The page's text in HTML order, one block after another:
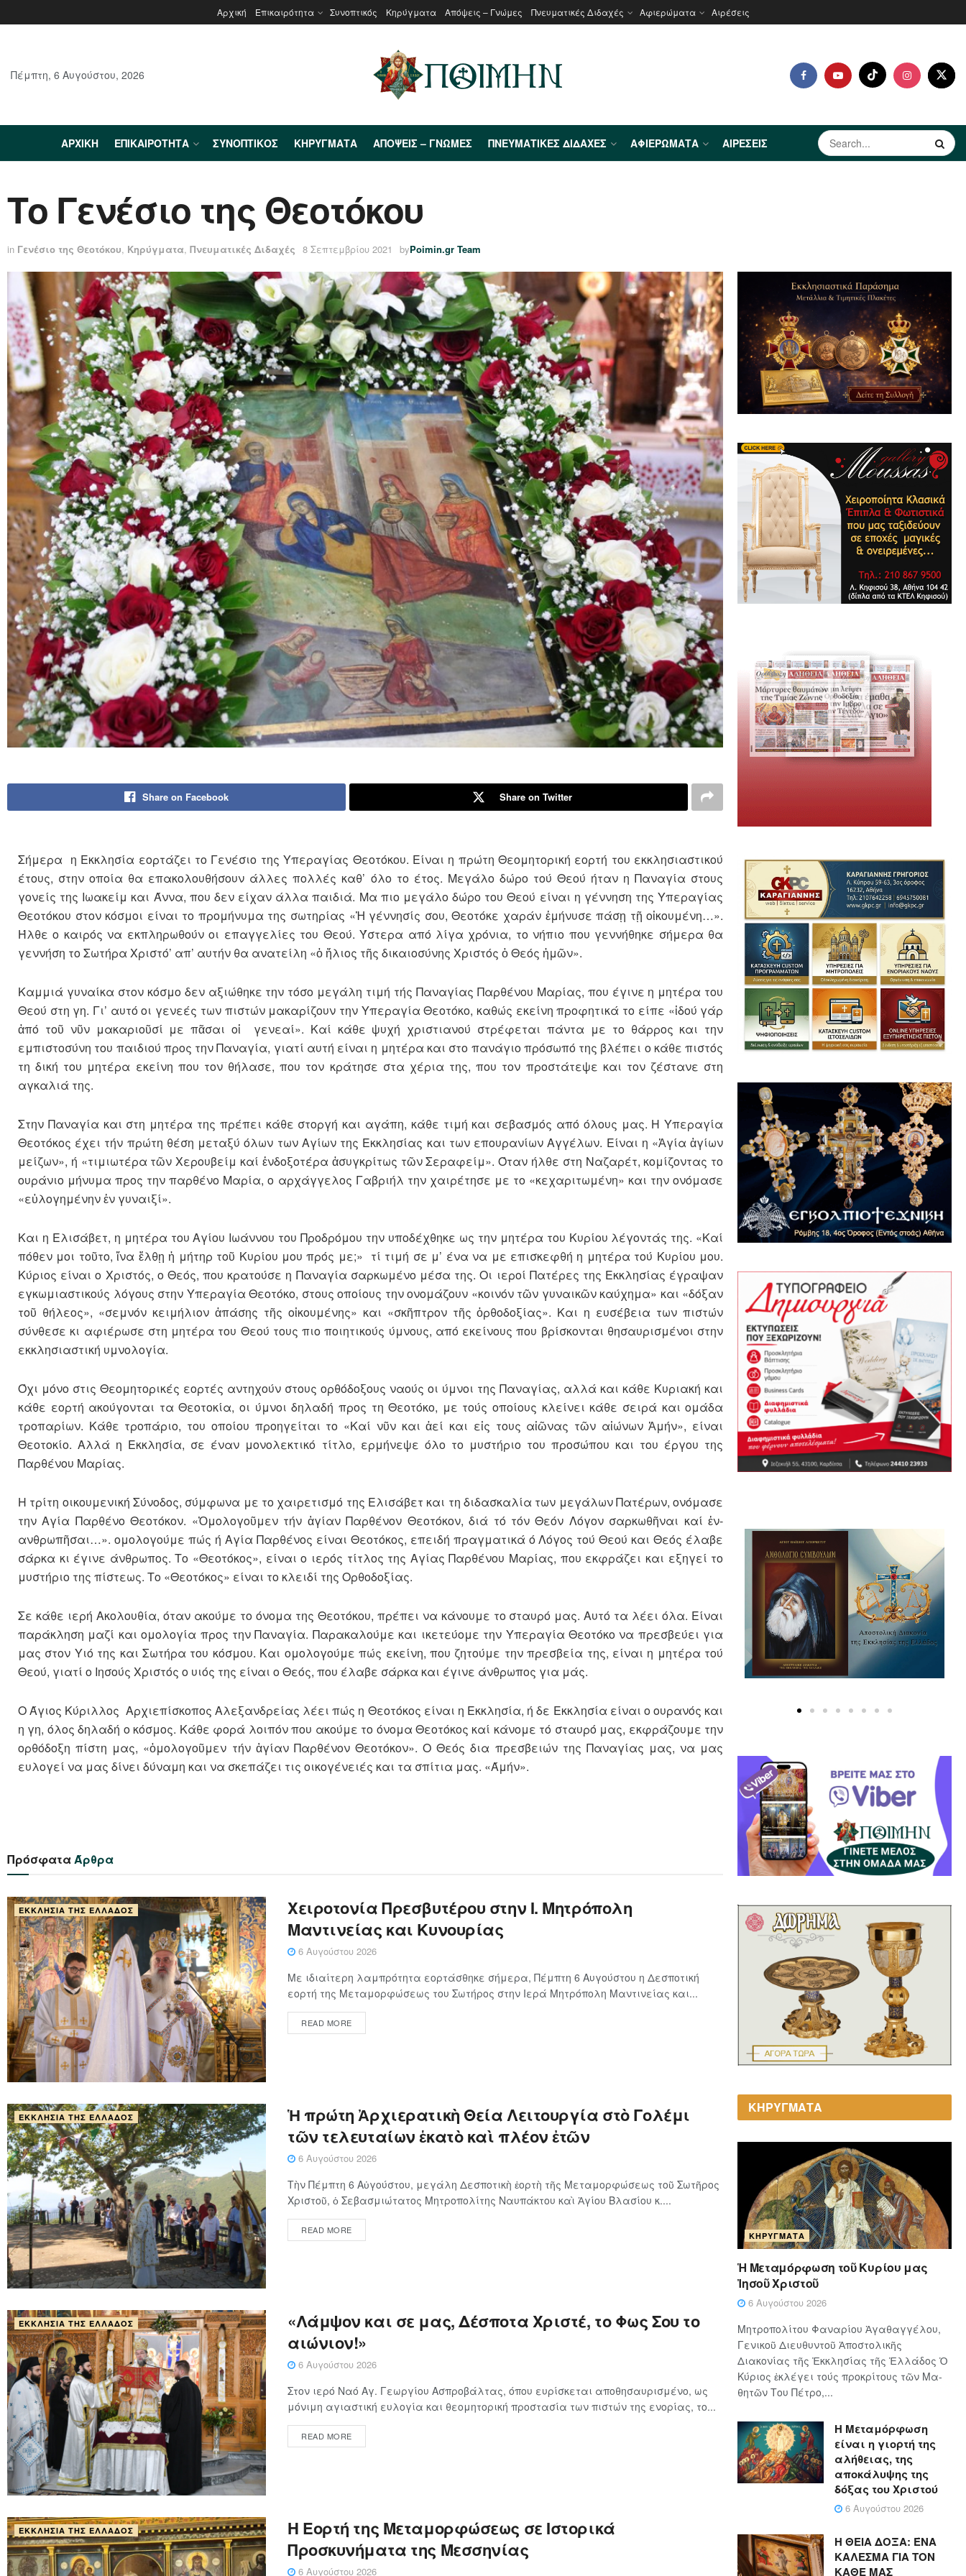
Αρχική Επικαιρότητα Συνοπτικός Κηρύγματα Απόψεις – Γνώμες Πνευματικές Διδαχές Αφιερώματα Αιρέσεις
Πέμπτη, 6 Αυγούστου, 2026
ΑΡΧΙΚΉ ΕΠΙΚΑΙΡΌΤΗΤΑ ΣΥΝΟΠΤΙΚΌΣ ΚΗΡΎΓΜΑΤΑ ΑΠΌΨΕΙΣ – ΓΝΏΜΕΣ ΠΝΕΥΜΑΤΙΚΈΣ ΔΙΔΑΧΈΣ ΑΦΙΕΡΏΜΑΤΑ ΑΙΡΈΣΕΙΣ
Το Γενέσιο της Θεοτόκου
in Γενέσιο της Θεοτόκου, Κηρύγματα, Πνευματικές Διδαχές 8 Σεπτεμβρίου 2021 byPoimin.gr Team
Share on Facebook Share on Twitter
Σήμερα η Εκκλησία εορτάζει το Γενέσιο της Υπεραγίας Θεοτόκου. Είναι η πρώτη Θεομητορική εορ­τή του εκκλησιαστικού
έτους, στην οποία θα επακολου­θήσουν άλλες πολλές καθ’ όλο το έτος. Μεγάλο δώρο τού Θεού ήταν η Παναγία στους
γονείς της Ιωακείμ και Άννα, που δεν είχαν άλλα παιδιά. Μα πιο μεγάλο δώρο του Θεού είναι η γέννηση της Υπεραγίας
Θεοτόκου στον κόσμοι είναι το προμήνυμα της σωτηρίας «Ἡ γέννησίς σου, Θεοτόκε χαράν ἐμήνυσε πάσῃ τῇ οἰκουμένη…».
Ήλθε ο καιρός να εκπληρωθούν οι επαγγελίες του Θεού. Ύστερα από λίγα χρόνια, το νήπιο που γεννήθη­κε σήμερα θα
γεννήση το Σωτήρα Χριστό’ απ’ αυτήν θα ανατείλη «ὁ ἥλιος τῆς δικαιοσύνης Χριστός ὁ Θεός ἡμῶν».
Καμμιά γυναίκα στον κόσμο δεν αξιώθηκε την τόσο μεγάλη τιμή τής Παναγίας Παρθένου Μαρίας, που έγινε η μητέρα του
Θεού στη γη. Γι’ αυτό οι γενεές των πι­στών μακαρίζουν την Υπεραγία Θεοτόκο, καθώς εκείνη προφητικά το είπε «ἰδού γάρ
ἀπό τοῦ νῦν μακαριοῦσί με πᾶσαι οἱ γενεαί». Καί κάθε ψυχή χριστιανού στρέφε­ται πάντα με το θάρρος και την
εμπιστοσύνη του παι­διού προς την Παναγία, γιατί αυτή είναι η μητέρα και στο πανάγιο πρόσωπό της βλέπει ο κάθε πιστός
τη δική του μητέρα εκείνη που τον θήλασε, που τον κράτησε στα χέρια της, που τον προστάτεψε και τον ζέστανε στη
αγκαλιά της.
Στην Παναγία και στη μητέρα της πρέπει κάθε στοργή και αγάπη, κάθε τιμή και σεβασμός από όλους μας. Η Υπεραγία
Θεοτόκος έχει τήν πρώτη θέση μετα­ξύ όλων των Αγίων της Εκκλησίας και των επουρανίων Αγγέλων. Είναι η «Ἁγία ἁγίων
μείζων», ή «τιμιωτέρα τῶν Χερουβείμ καί ἐνδοξοτέρα ἀσυγκρίτως τῶν Σερα­φείμ». Όταν ήλθε στη Ναζαρέτ, κομίζοντας το
ουράνιο μήνυμα προς την παρθένο Μαρία, ο αρχάγγελος Γα­βριήλ την χαιρέτησε με το «κεχαριτωμένη» και την ονό­μασε
«εὐλογημένην ἐν γυναιξί».
Και η Ελισάβετ, η μη­τέρα του Αγίου Ιωάννου του Προδρόμου την υποδέχθηκε ως την μητέρα του Κυρίου λέγοντάς της. «Καί
πόθεν μοι τοῦτο, ἵνα ἔλθῃ ἡ μήτηρ τοῦ Κυρίου μου πρός με;» τί τιμή σε μ’ ένα να με επισκεφθή η μητέρα τού Κυρίου μου.
Κύριος είναι ο Χριστός, ο Θεός, που κρατούσε η Παναγία σαρκωμένο μέσα της. Οι ιεροί Πατέρες της Εκκλησίας έγραψαν
εγκω­μιαστικούς λόγους στην Υπεραγία Θεοτόκο, στους οποίους την ονομάζουν «κοινόν τῶν γυναικῶν καύχημα» και «δόξαν
τοῦ θήλεος», «σεμνόν κειμήλιον ἀπάσης τῆς οἰκουμένης» και «σκῆπτρον τῆς ὀρθοδοξίας». Και η ευσέβεια των πιστών
σύνθεσε κι αφιέρωσε στη μητέρα του Θεού τους πιο ποιητικούς ύμνους, από εκείνους που βρί­σκονται θησαυρισμένοι στην
εκκλησιαστική υμνολογία.
Όχι μόνο στις Θεομητορικές εορτές αντηχούν στους ορ­θόδοξους ναούς οι ύμνοι της Παναγίας, αλλά και κάθε Κυριακή και
κάθε εορτή ακούγονται τα Θεοτοκία, οι ύμνοι δηλαδή προς τη Θεοτόκο, με τούς οποίους κλείνει κάθε σειρά και ομάδα
τροπαρίων. Κάθε τροπάριο, του οποίου προηγείται το «Καί νῦν και ἀεί και εἰς τους αἰῶνας τῶν αἰώνων Ἀμήν», είναι
Θεοτοκίο. Αλλά η Εκκλησία, σε έναν μονολεκτικό τίτλο, ερ­μήνεψε όλο το μυστήριο του προσώπου και του έργου της
Παρθένου Μαρίας.
Η τρίτη οικουμενική Σύνοδος, σύμφωνα με το χαιρετισμό της Ελισάβετ και τη διδα­σκαλία των μεγάλων Πατέρων, ονόμασε
την Αγία Παρ­θένο Θεοτόκον. «Ὀμολογοῦμεν τήν ἁγίαν Παρθένον Θεοτόκον, διά τό τόν Θεόν Λόγον σαρκωθῆναι καί ἐν­
ανθρωπῆσαι…». ομολογούμε πώς ή Αγία Παρθένος εί­ναι Θεοτόκος, επειδή πραγματικά ό Λόγος τού Θεού και Θεός έλαβε
σάρκα κι έγινε άνθρωπος. Το «Θεοτό­κος», είναι ο ιερός τίτλος της Αγίας Παρθένου Μαρίας, που εκφράζει και εξηγεί το
μυστήριο της πίστεως. Το «Θεοτόκος» είναι το κλειδί της Ορθοδοξίας.
Σε κάθε ιερή Ακολουθία, όταν ακούμε το όνομα της Θεοτόκου, πρέπει να κάνουμε το σταυρό μας. Αυτό τα λέει όλα. Είναι
παράκληση μαζί και ομολογία προς την Παναγία. Παρα­καλούμε και ικετεύομε την Υπεραγία Θεoτόκo να πρε­σβεύει για
μας στον Υιό της και Σωτήρα του κόσμου. Και ομολογούμε πώς εκείνη, που ζητούμε την πρεσβεία της, είναι η μητέρα τού
Θεού, γιατί ο Ιησούς Χριστός ο υιός της είναι ο Θεός, που έλαβε σάρκα και έγινε άν­θρωπος για μάς.
Ο Άγιος Κύριλλος Αρχιεπίσκοπος Αλεξανδρείας λέει πώς η Θεοτόκος είναι η Εκκλη­σία, ή δε Εκκλησία είναι ο ουρανός και
η γη, όλος δηλαδή ο κόσμος. Κάθε φορά λοιπόν που ακούμε το όνομα Θεοτόκος καί κάνομε τό σταυρό μας, εκφράζουμε την
ορθόδοξη πίστη μας, «ὀμολογοῦμεν τήν ἁγίαν Παρ­θένον Θεοτόκον». Ο Θεός δια πρεσβειών της Παναγίας μας, να μας
ευλογεί να μας δίνει δύναμη και να σκεπάζει τις οικογένειές και τα σπίτια μας. «Άμήν».
ΠρόσφαταΆρθρα
ΕΚΚΛΗΣΊΑ ΤΗΣ ΕΛΛΆΔΟΣ
Xειροτονία Πρεσβυτέρου στην Ι. Μητρόπολη
Μαντινείας και Κυνουρίας
6 Αυγούστου 2026
Με ιδιαίτερη λαμπρότητα εορτάσθηκε σήμερα, Πέμπτη 6 Αυγούστου η Δεσποτική
εορτή της Μεταμορφώσεως του Σωτήρος στην Ιερά Μητρόπολη Μαντινείας και...
READ MORE
ΕΚΚΛΗΣΊΑ ΤΗΣ ΕΛΛΆΔΟΣ
Ἡ πρώτη Ἀρχιερατικὴ Θεία Λειτουργία στὸ Γολέμι
τῶν τελευταίων ἑκατὸ καὶ πλέον ἐτῶν
6 Αυγούστου 2026
Τὴν Πέμπτη 6 Αὐγούστου, μεγάλη Δεσποτικὴ ἑορτὴ τῆς Μεταμορφώσεως τοῦ Σωτῆρος
Χριστοῦ, ὁ Σεβασμιώτατος Μητροπολίτης Ναυπάκτου καὶ Ἁγίου Βλασίου κ....
READ MORE
ΕΚΚΛΗΣΊΑ ΤΗΣ ΕΛΛΆΔΟΣ
«Λάμψον και σε μας, Δέσποτα Χριστέ, το Φως Σου το
αιώνιον!»
6 Αυγούστου 2026
Στον ιερό Ναό Αγ. Γεωργίου Ασπροβάλτας, όπου ευρίσκεται αποθησαυρισμένο, ως
μόνιμη αγιαστική ευλογία και θεομητορική προστασία των πιστών της ενορίας, το...
READ MORE
ΕΚΚΛΗΣΊΑ ΤΗΣ ΕΛΛΆΔΟΣ
Η Εορτή της Μεταμορφώσεως σε Ιστορικά
Προσκυνήματα της Μεσσηνίας
6 Αυγούστου 2026
ΚΗΡΥΓΜΑΤΑ
ΚΗΡΎΓΜΑΤΑ
Ἡ Μεταμόρφωση τοῦ Κυρίου μας
Ἰησοῦ Χριστοῦ
6 Αυγούστου 2026
Μητροπολίτου Φαναρίου Ἀγαθαγγέλου,
Γενικοῦ Διευθυντοῦ Ἀποστολικῆς
Διακονίας τῆς Ἐκκλησίας τῆς Ἑλλάδος Ὁ
Κύ­ρι­ος ἐκλέγει τούς προ­κρί­τους τῶν Μα­
θη­τῶν Του Πέ­τρο,...
Η Μεταμόρφωση
είναι η γιορτή της
αλήθειας, της
αποκάλυψης της
δόξας του Χριστού
6 Αυγούστου 2026
Η ΘΕΙΑ ΔΟΞΑ: ΈΝΑ
ΚΑΛΕΣΜΑ ΓΙΑ ΤΟΝ
ΚΑΘΕ ΜΑΣ